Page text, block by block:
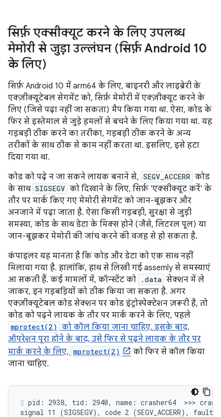
सिर्फ़ एक्सीक्यूट करने के लिए उपलब्ध
मेमोरी से जुड़ा उल्लंघन (सिर्फ़ Android 10
के लिए)
सिर्फ़ Android 10 में arm64 के लिए, बाइनरी और लाइब्रेरी के
एक्ज़ीक्यूटेबल सेगमेंट को, सिर्फ़ मेमोरी में एक्ज़ीक्यूट करने के
लिए (जिसे पढ़ा नहीं जा सकता) मैप किया गया था. ऐसा, कोड के
फिर से इस्तेमाल से जुड़े हमलों से बचने के लिए किया गया था. यह
गड़बड़ी ठीक करने का तरीका, गड़बड़ी ठीक करने के अन्य
तरीकों के साथ ठीक से काम नहीं करता था. इसलिए, इसे हटा
दिया गया था.
कोड को पढ़े न जा सकने लायक बनाने से, SEGV_ACCERR कोड
के साथ SIGSEGV को दिखाने के लिए, सिर्फ़ 'एक्सीक्यूट करें' के
तौर पर मार्क किए गए मेमोरी सेगमेंट को जान-बूझकर और
अनजाने में पढ़ा जाता है. ऐसा किसी गड़बड़ी, सुरक्षा से जुड़ी
समस्या, कोड के साथ डेटा के मिक्स होने (जैसे, लिटरल पूल) या
जान-बूझकर मेमोरी की जांच करने की वजह से हो सकता है.
कंपाइलर यह मानता है कि कोड और डेटा को एक साथ नहीं
मिलाया गया है. हालांकि, हाथ से लिखी गई assemly से समस्याएं
आ सकती हैं. कई मामलों में, कॉन्स्टेंट को
.data सेक्शन में ले
जाकर, इन गड़बड़ियों को ठीक किया जा सकता है. अगर
एक्ज़ीक्यूटेबल कोड सेक्शन पर कोड इंट्रोस्पेक्टेशन ज़रूरी है, तो
कोड को पढ़ने लायक के तौर पर मार्क करने के लिए, पहले
mprotect(2) को कॉल किया जाना चाहिए. इसके बाद,
ऑपरेशन पूरा होने के बाद, उसे फिर से पढ़ने लायक के तौर पर
मार्क करने के लिए, mprotect(2)
को फिर से कॉल किया
जाना चाहिए.
pid: 2938, tid: 2940, name: crasher64  >>>